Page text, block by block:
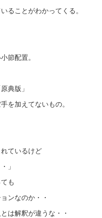
ることがわかってくる。
節配置。
典版」
を加えてないもの。
ているけど
」
も
ンなのか・・
は解釈が違うな・・